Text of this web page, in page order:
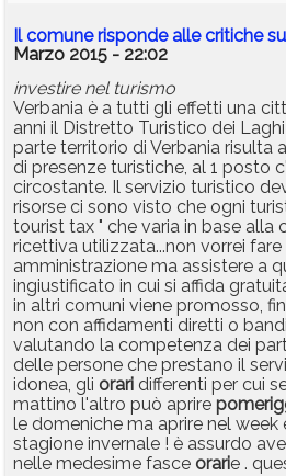
Il comune risponde alle critiche
Marzo 2015 - 22:02
investire nel turismo
Verbania è a tutti gli effetti una
anni il Distretto Turistico dei
parte territorio di Verbania risulta
di presenze turistiche, al 1 posto
circostante. Il servizio turistico
risorse ci sono visto che ogni
tourist tax " che varia in base alla
ricettiva utilizzata...non vorrei
amministrazione ma assistere a
ingiustificato in cui si affida
in altri comuni viene promosso,
non con affidamenti diretti o
valutando la competenza dei
delle persone che prestano il
idonea, gli orari differenti per cui
mattino l'altro può aprire
le domeniche ma aprire nel week
stagione invernale ! è assurdo
nelle medesime fasce orarie .